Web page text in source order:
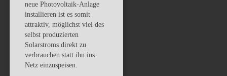
neue Photovoltaik-Anlage
installieren ist es somit
attraktiv, möglichst viel des
selbst produzierten
Solarstroms direkt zu
verbrauchen statt ihn ins
Netz einzuspeisen.